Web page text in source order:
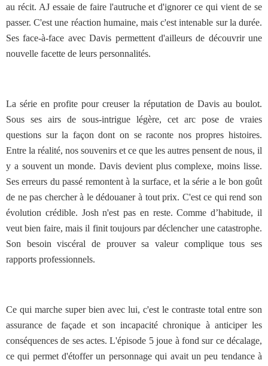
au récit. AJ essaie de faire l'autruche et d'ignorer ce qui vient de se
passer. C'est une réaction humaine, mais c'est intenable sur la durée.
Ses face-à-face avec Davis permettent d'ailleurs de découvrir une
nouvelle facette de leurs personnalités.
La série en profite pour creuser la réputation de Davis au boulot.
Sous ses airs de sous-intrigue légère, cet arc pose de vraies
questions sur la façon dont on se raconte nos propres histoires.
Entre la réalité, nos souvenirs et ce que les autres pensent de nous, il
y a souvent un monde. Davis devient plus complexe, moins lisse.
Ses erreurs du passé remontent à la surface, et la série a le bon goût
de ne pas chercher à le dédouaner à tout prix. C'est ce qui rend son
évolution crédible. Josh n'est pas en reste. Comme d’habitude, il
veut bien faire, mais il finit toujours par déclencher une catastrophe.
Son besoin viscéral de prouver sa valeur complique tous ses
rapports professionnels.
Ce qui marche super bien avec lui, c'est le contraste total entre son
assurance de façade et son incapacité chronique à anticiper les
conséquences de ses actes. L'épisode 5 joue à fond sur ce décalage,
ce qui permet d'étoffer un personnage qui avait un peu tendance à